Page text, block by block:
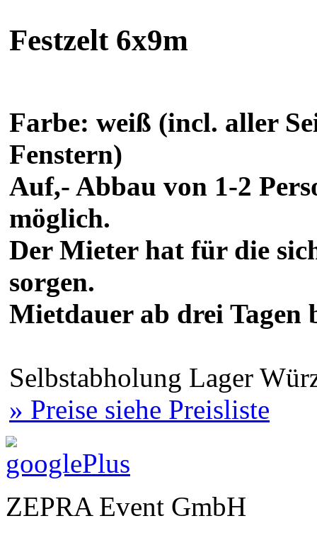
Festzelt 6x9m
Farbe: weiß (incl. aller
Fenstern)
Auf,- Abbau von 1-2
möglich.
Der Mieter hat für die
sorgen.
Mietdauer ab drei Tagen
Selbstabholung Lager
» Preise siehe Preisliste
ZEPRA Event GmbH